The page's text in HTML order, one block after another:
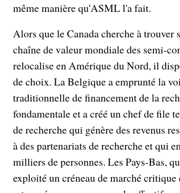
même manière qu'ASML l'a fait.
Alors que le Canada cherche à trouver
chaîne de valeur mondiale des semi-
relocalise en Amérique du Nord, il
de choix. La Belgique a emprunté la
traditionnelle de financement de la
fondamentale et a créé un chef de file
de recherche qui génère des revenus
à des partenariats de recherche et qui
milliers de personnes. Les Pays-Bas,
exploité un créneau de marché critique